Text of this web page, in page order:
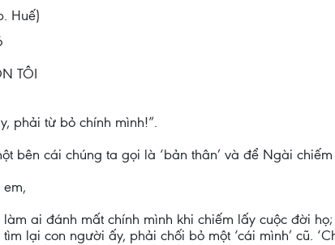
Huế)
TÔI
phải từ bỏ chính mình!”.
bên cái chúng ta gọi là ‘bản thân’ và để Ngài
làm ai đánh mất chính mình khi chiếm lấy cuộc đời
lại con người ấy, phải chối bỏ một ‘cái mình’ cũ.